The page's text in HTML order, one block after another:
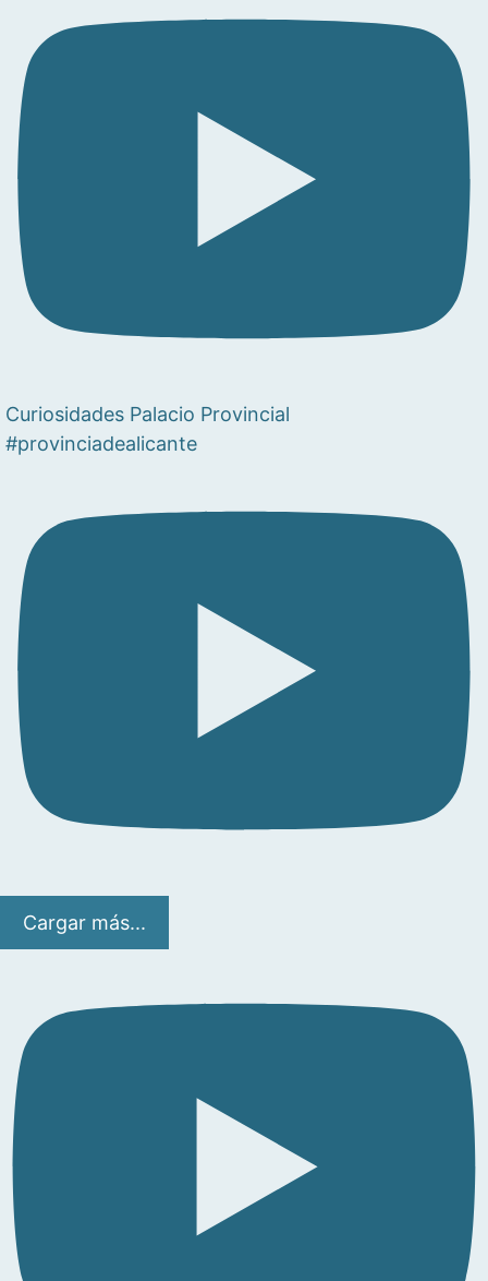
Curiosidades Palacio Provincial
#provinciadealicante
Cargar más...